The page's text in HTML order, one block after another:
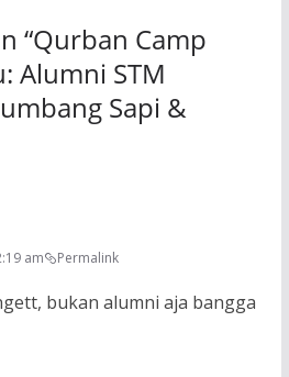
“Qurban Camp
Alumni STM
Sapi &
am Permalink
bukan alumni aja bangga